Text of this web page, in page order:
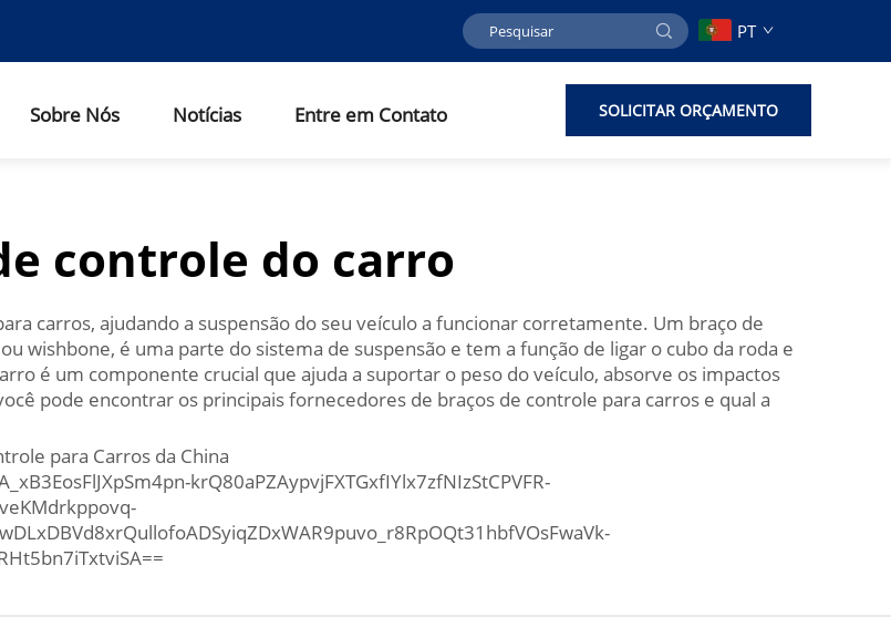
PT
Sobre Nós Notícias Entre em Contato SOLICITAR ORÇAMENTO
controle do carro
carros, ajudando a suspensão do seu veículo a funcionar corretamente. Um braço de
wishbone, é uma parte do sistema de suspensão e tem a função de ligar o cubo da roda e
é um componente crucial que ajuda a suportar o peso do veículo, absorve os impactos
pode encontrar os principais fornecedores de braços de controle para carros e qual a
para Carros da China
krQ80aPZAypvjFXTGxfIYlx7zfNIzStCPVFR-